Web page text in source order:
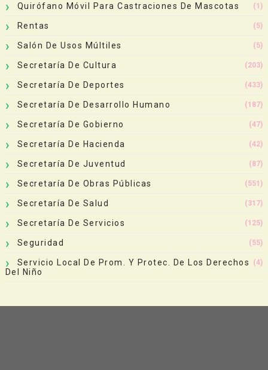
Quirófano Móvil Para Castraciones De Mascotas (1)
Rentas (5)
Salón De Usos Múltiles (5)
Secretaría De Cultura (203)
Secretaría De Deportes (433)
Secretaría De Desarrollo Humano (187)
Secretaría De Gobierno (47)
Secretaría De Hacienda (42)
Secretaría De Juventud (87)
Secretaría De Obras Públicas (551)
Secretaría De Salud (317)
Secretaría De Servicios (125)
Seguridad (55)
Servicio Local De Prom. Y Protec. De Los Derechos
Del Niño
(4)